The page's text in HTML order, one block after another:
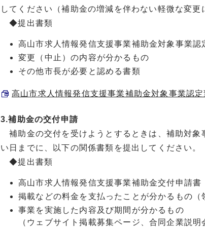
してください（補助金の増減を伴わない軽微な変更
◆提出書類
高山市求人情報発信支援事業補助金対象事業認
変更（中止）の内容が分かるもの
その他市長が必要と認める書類
高山市求人情報発信支援事業補助金対象事業認
3.補助金の交付申請
補助金の交付を受けようとするときは、補助対
い日までに、以下の関係書類を提出してください。
◆提出書類
高山市求人情報発信支援事業補助金交付申請書
掲載などの料金を支払ったことが分かるもの
事業を実施した内容及び期間が分かるもの
（ウェブサイト掲載募集ページ、合同企業説